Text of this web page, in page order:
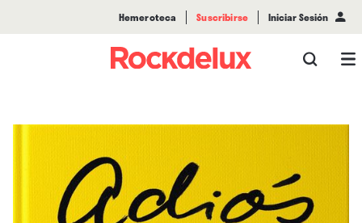
Hemeroteca Suscribirse Iniciar Sesión